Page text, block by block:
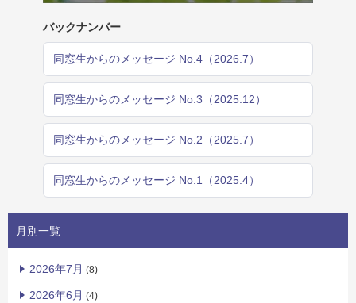
バックナンバー
同窓生からのメッセージ No.4（2026.7）
同窓生からのメッセージ No.3（2025.12）
同窓生からのメッセージ No.2（2025.7）
同窓生からのメッセージ No.1（2025.4）
月別一覧
2026年7月 (8)
2026年6月 (4)